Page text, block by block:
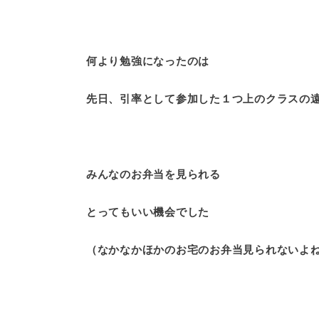
何より勉強になったのは
先日、引率として参加した１つ上のクラスの
みんなのお弁当を見られる
とってもいい機会でした
（なかなかほかのお宅のお弁当見られないよね